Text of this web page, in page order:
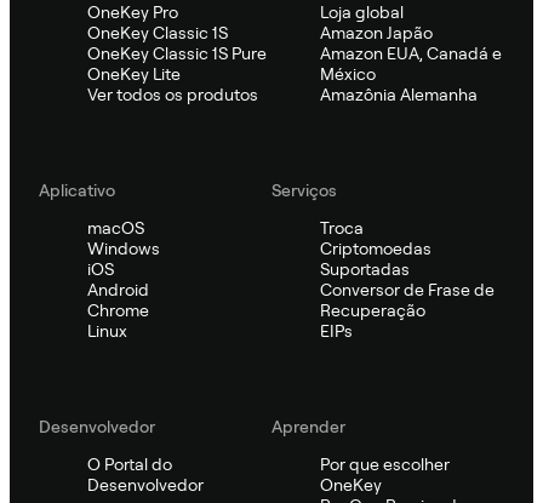
OneKey Pro
OneKey Classic 1S
OneKey Classic 1S Pure
OneKey Lite
Ver todos os produtos
Loja global
Amazon Japão
Amazon EUA, Canadá e
México
Amazônia Alemanha
Aplicativo
macOS
Windows
iOS
Android
Chrome
Linux
Serviços
Troca
Criptomoedas
Suportadas
Conversor de Frase de
Recuperação
EIPs
Desenvolvedor
O Portal do
Desenvolvedor
Aprender
Por que escolher
OneKey